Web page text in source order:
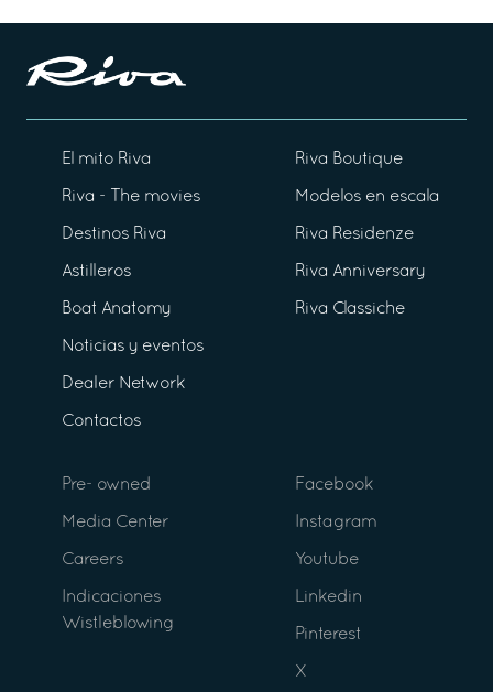
El mito Riva
Riva - The movies
Destinos Riva
Astilleros
Boat Anatomy
Noticias y eventos
Dealer Network
Contactos
Riva Boutique
Modelos en escala
Riva Residenze
Riva Anniversary
Riva Classiche
Pre- owned
Media Center
Careers
Indicaciones
Wistleblowing
Facebook
Instagram
Youtube
Linkedin
Pinterest
X